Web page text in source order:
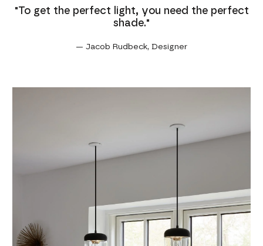
"To get the perfect light, you need the perfect
shade."
— Jacob Rudbeck, Designer